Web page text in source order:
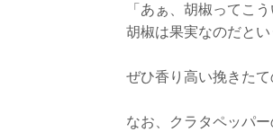
「あぁ、胡椒ってこ
胡椒は果実なのだとい
ぜひ香り高い挽きたて
なお、クラタペッパ